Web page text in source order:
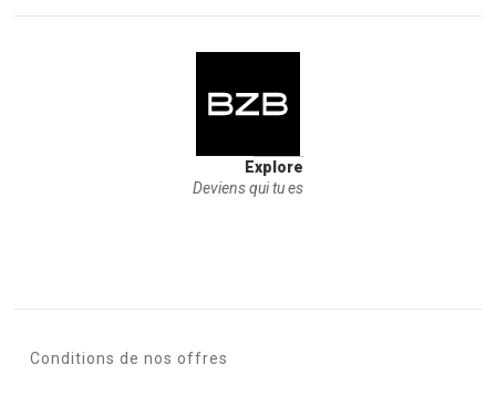
Explore
Deviens qui tu es
Conditions de nos offres